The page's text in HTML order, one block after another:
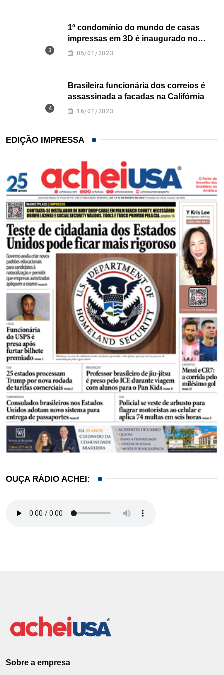
1º condomínio do mundo de casas
impressas em 3D é inaugurado no
Texas
05/01/2023
Brasileira funcionária dos correios é
assassinada a facadas na Califórnia
16/01/2023
EDIÇÃO IMPRESSA
OUÇA RÁDIO ACHEI:
Sobre a empresa